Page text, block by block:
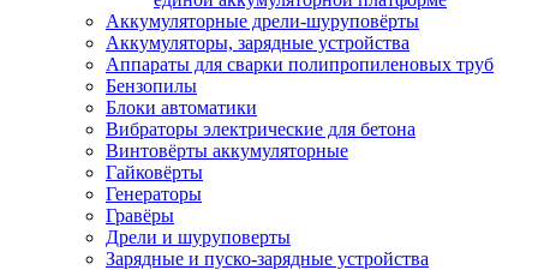
Аккумуляторные дрели-шуруповёрты
Аккумуляторы, зарядные устройства
Аппараты для сварки полипропиленовых труб
Бензопилы
Блоки автоматики
Вибраторы электрические для бетона
Винтовёрты аккумуляторные
Гайковёрты
Генераторы
Гравёры
Дрели и шуруповерты
Зарядные и пуско-зарядные устройства